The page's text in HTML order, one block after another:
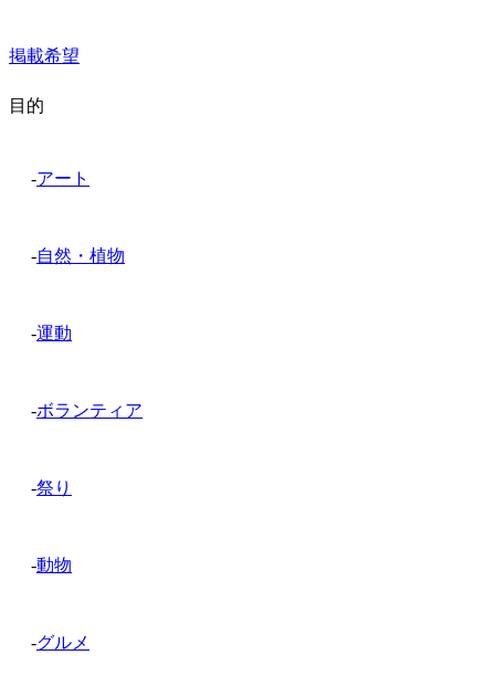
掲載希望
目的
-アート
-自然・植物
-運動
-ボランティア
-祭り
-動物
-グルメ